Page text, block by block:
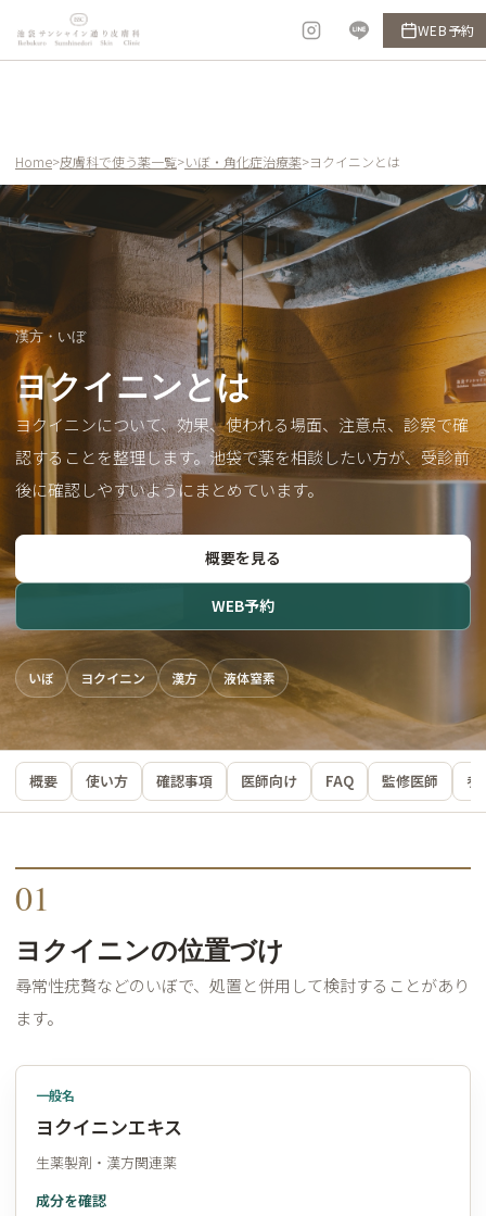
容
ッ
プ
WEB予約
Home>皮膚科で使う薬一覧>いぼ・角化症治療薬>ヨクイニンとは
漢方・いぼ
ヨクイニンとは
ヨクイニンについて、効果、使われる場面、注意点、診察で確
認することを整理します。池袋で薬を相談したい方が、受診前
後に確認しやすいようにまとめています。
概要を見る
WEB予約
いぼ ヨクイニン 漢方 液体窒素
概要 使い方 確認事項 医師向け FAQ 監修医師 参
01
ヨクイニンの位置づけ
尋常性疣贅などのいぼで、処置と併用して検討することがあり
ます。
一般名
ヨクイニンエキス
生薬製剤・漢方関連薬
成分を確認